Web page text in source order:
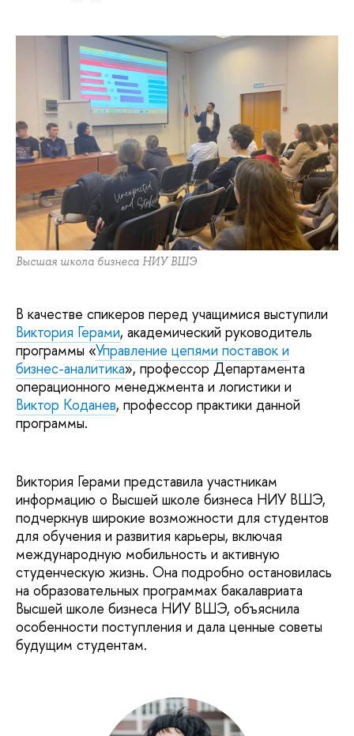
Высшая школа бизнеса НИУ ВШЭ
В качестве спикеров перед учащимися выступили
Виктория Герами, академический руководитель
программы «Управление цепями поставок и
бизнес-аналитика», профессор Департамента
операционного менеджмента и логистики и
Виктор Коданев, профессор практики данной
программы.
Виктория Герами представила участникам
информацию о Высшей школе бизнеса НИУ ВШЭ,
подчеркнув широкие возможности для студентов
для обучения и развития карьеры, включая
международную мобильность и активную
студенческую жизнь. Она подробно остановилась
на образовательных программах бакалавриата
Высшей школе бизнеса НИУ ВШЭ, объяснила
особенности поступления и дала ценные советы
будущим студентам.